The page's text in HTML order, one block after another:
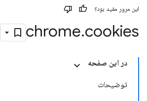
این مرور مفید بود؟
chrome.cookies
در این صفحه
توضیحات